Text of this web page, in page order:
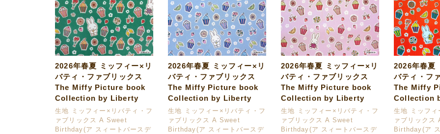
2026年春夏 ミッフィー×リ
バティ・ファブリックス
The Miffy Picture book
Collection by Liberty
生地 ミッフィー×リバティ・フ
ァブリックス A Sweet
Birthday(ア スィートバースデ
2026年春夏 ミッフィー×リ
バティ・ファブリックス
The Miffy Picture book
Collection by Liberty
生地 ミッフィー×リバティ・フ
ァブリックス A Sweet
Birthday(ア スィートバースデ
2026年春夏 ミッフィー×リ
バティ・ファブリックス
The Miffy Picture book
Collection by Liberty
生地 ミッフィー×リバティ・フ
ァブリックス A Sweet
Birthday(ア スィートバースデ
2026年春夏
バティ・フ
The Miffy
Collection
生地 ミッフ
ァブリックス
Birthday(ア